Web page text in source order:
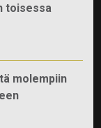
toisessa
molempiin